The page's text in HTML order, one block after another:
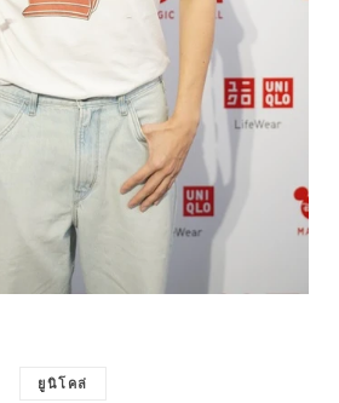
ยูนิโคล่